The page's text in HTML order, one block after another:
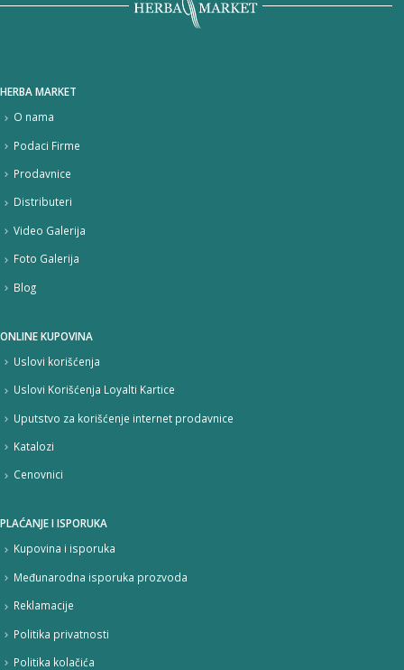
HERBA MARKET
O nama
Podaci Firme
Prodavnice
Distributeri
Video Galerija
Foto Galerija
Blog
ONLINE KUPOVINA
Uslovi korišćenja
Uslovi Korišćenja Loyalti Kartice
Uputstvo za korišćenje internet prodavnice
Katalozi
Cenovnici
PLAĆANJE I ISPORUKA
Kupovina i isporuka
Međunarodna isporuka prozvoda
Reklamacije
Politika privatnosti
Politika kolačića